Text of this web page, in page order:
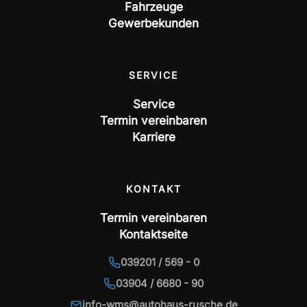
Fahrzeuge
Gewerbekunden
SERVICE
Service
Termin vereinbaren
Karriere
KONTAKT
Termin vereinbaren
Kontaktseite
039201 / 569 - 0
03904 / 6680 - 90